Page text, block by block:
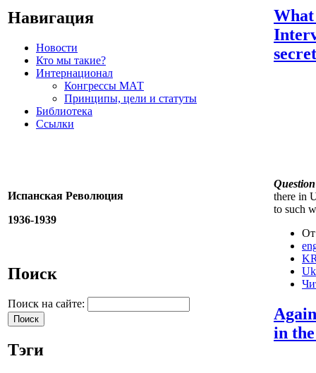
Навигация
Новости
Кто мы такие?
Интернационал
Конгрессы МАТ
Принципы, цели и статуты
Библиотека
Ссылки
Испанская Революция
1936-1939
Поиск
Поиск на сайте:
Тэги
Question
there in
to such
От
in